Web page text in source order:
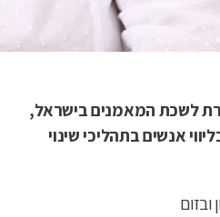
לשכת המאמנים בישראל,
מעל 10 שנים בליווי אנשים בתהליכי שינוי